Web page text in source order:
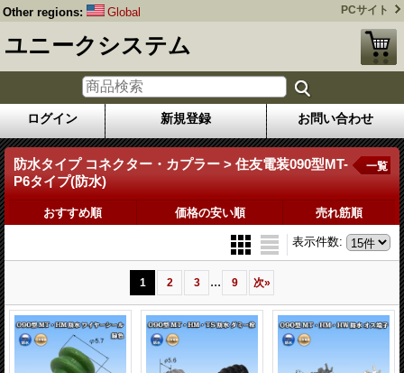
Other regions: Global PCサイト
ユニークシステム
ログイン 新規登録 お問い合わせ
防水タイプ コネクター・カプラー > 住友電装090型MT-
P6タイプ(防水)
一覧
おすすめ順 価格の安い順 売れ筋順
表示件数:
1 2 3 ... 9 次»